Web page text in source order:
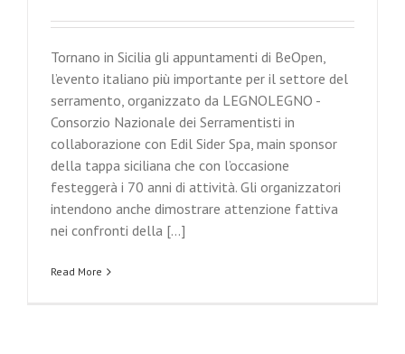
Tornano in Sicilia gli appuntamenti di BeOpen,
l’evento italiano più importante per il settore del
serramento, organizzato da LEGNOLEGNO -
Consorzio Nazionale dei Serramentisti in
collaborazione con Edil Sider Spa, main sponsor
della tappa siciliana che con l’occasione
festeggerà i 70 anni di attività. Gli organizzatori
intendono anche dimostrare attenzione fattiva
nei confronti della [...]
Read More